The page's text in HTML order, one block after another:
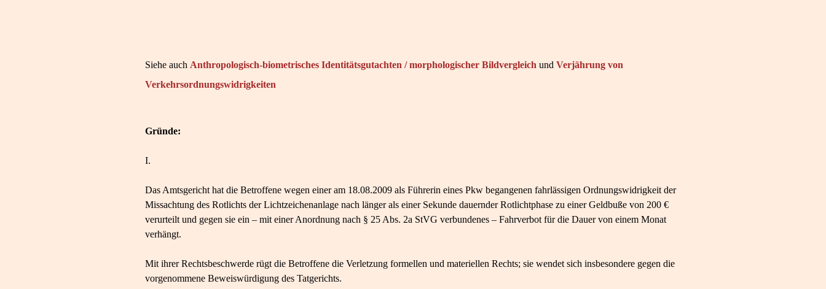
Siehe auch Anthropologisch-biometrisches Identitätsgutachten / morphologischer Bildvergleich und Verjährung von
Verkehrsordnungswidrigkeiten
Gründe:
I.
Das Amtsgericht hat die Betroffene wegen einer am 18.08.2009 als Führerin eines Pkw begangenen fahrlässigen Ordnungswidrigkeit der
Missachtung des Rotlichts der Lichtzeichenanlage nach länger als einer Sekunde dauernder Rotlichtphase zu einer Geldbuße von 200 €
verurteilt und gegen sie ein – mit einer Anordnung nach § 25 Abs. 2a StVG verbundenes – Fahrverbot für die Dauer von einem Monat
verhängt.
Mit ihrer Rechtsbeschwerde rügt die Betroffene die Verletzung formellen und materiellen Rechts; sie wendet sich insbesondere gegen die
vorgenommene Beweiswürdigung des Tatgerichts.